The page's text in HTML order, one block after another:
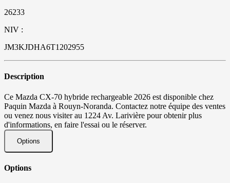
26233
NIV :
JM3KJDHA6T1202955
Description
Ce Mazda CX-70 hybride rechargeable 2026 est disponible chez
Paquin Mazda à Rouyn-Noranda. Contactez notre équipe des ventes
ou venez nous visiter au 1224 Av. Larivière pour obtenir plus
d'informations, en faire l'essai ou le réserver.
Options
Options